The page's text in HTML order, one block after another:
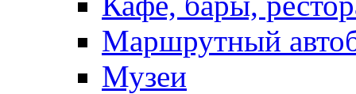
Маршрутный
Музеи